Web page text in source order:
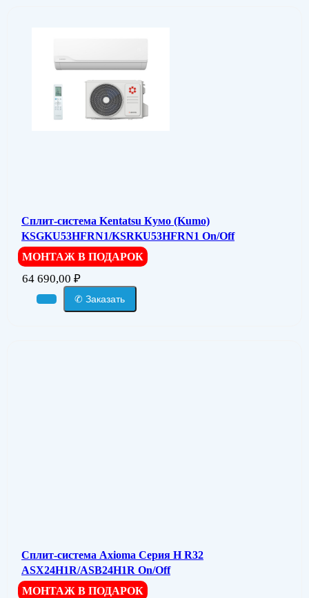
Сплит-система Kentatsu Кумо (Kumo)
KSGKU53HFRN1/KSRKU53HFRN1 On/Off
МОНТАЖ В ПОДАРОК
64 690,00 ₽
✆ Заказать
Сплит-система Axioma Серия H R32
ASX24H1R/ASB24H1R On/Off
МОНТАЖ В ПОДАРОК